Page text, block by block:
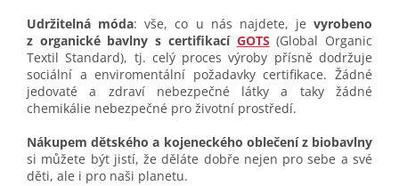
Udržitelná móda: vše, co u nás najdete, je vyrobeno
z organické bavlny s certifikací GOTS (Global Organic
Textil Standard), tj. celý proces výroby přísně dodržuje
sociální a enviromentální požadavky certifikace. Žádné
jedovaté a zdraví nebezpečné látky a taky žádné
chemikálie nebezpečné pro životní prostředí.
Nákupem dětského a kojeneckého oblečení z biobavlny
si můžete být jistí, že děláte dobře nejen pro sebe a své
děti, ale i pro naši planetu.